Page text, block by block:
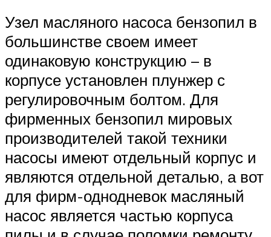
Узел масляного насоса бензопил в
большинстве своем имеет
одинаковую конструкцию – в
корпусе установлен плунжер с
регулировочным болтом. Для
фирменных бензопил мировых
производителей такой техники
насосы имеют отдельный корпус и
являются отдельной деталью, а вот
для фирм-однодневок масляный
насос является частью корпуса